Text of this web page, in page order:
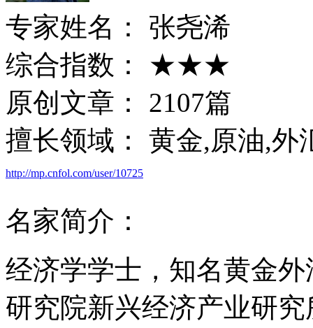
专家姓名：
张尧浠
综合指数：
★★★
原创文章：
2107篇
擅长领域：
黄金,原油,外
http://mp.cnfol.com/user/10725
名家简介：
经济学学士，知名黄金
研究院新兴经济产业研